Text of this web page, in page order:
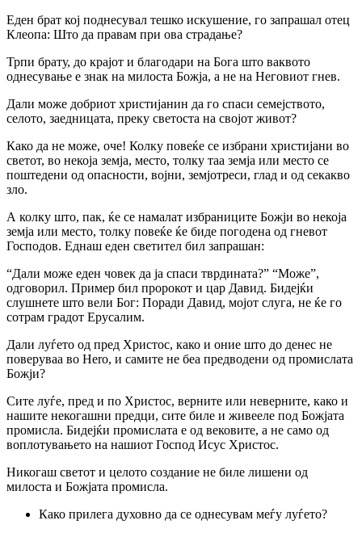
Еден брат кој поднесувал тешко искушение, го запрашал отец
Клеопа: Што да правам при ова страдање?
Трпи брату, до крајот и благодари на Бога што ваквото
однесување е знак на милоста Божја, а не на Неговиот гнев.
Дали може добриот христијанин да го спаси семејството,
селото, заедницата, преку светоста на својот живот?
Како да не може, оче! Колку повеќе се избрани христијани во
светот, во некоја земја, место, толку таа земја или место ce
поштедени од опасности, војни, земјотреси, глад и од секакво
зло.
А колку што, пак, ќе се намалат избраниците Божји во некоја
земја или место, толку повеќе ќе биде погодена од гневот
Господов. Еднаш еден светител бил запрашан:
“Дали може еден човек да ја спаси тврдината?” “Може”,
одговорил. Пример бил пророкот и цар Давид. Бидејќи
слушнете што вели Бог: Поради Давид, мојот слуга, не ќе го
сотрам градот Ерусалим.
Дали луѓето од пред Христос, како и оние што до денес не
поверуваа во Hero, и самите не беа предводени од промислата
Божји?
Сите луѓе, пред и по Христос, верните или неверните, како и
нашите некогашни предци, сите биле и живееле под Божјата
промисла. Бидејќи промислата е од вековите, а не само од
воплотувањето на нашиот Господ Исус Христос.
Никогаш светот и целото создание не биле лишени од
милоста и Божјата промисла.
Како прилега духовно да се однесувам меѓу луѓето?